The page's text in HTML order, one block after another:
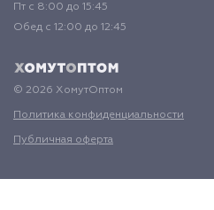
Пт с 8:00 до 15:45
Обед с 12:00 до 12:45
© 2026 ХомутОптом
Политика конфиденциальности
Публичная оферта